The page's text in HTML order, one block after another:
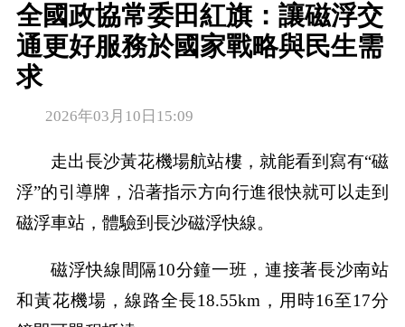
全國政協常委田紅旗：讓磁浮交
通更好服務於國家戰略與民生需
求
2026年03月10日15:09
走出長沙黃花機場航站樓，就能看到寫有“磁
浮”的引導牌，沿著指示方向行進很快就可以走到
磁浮車站，體驗到長沙磁浮快線。
磁浮快線間隔10分鐘一班，連接著長沙南站
和黃花機場，線路全長18.55km，用時16至17分